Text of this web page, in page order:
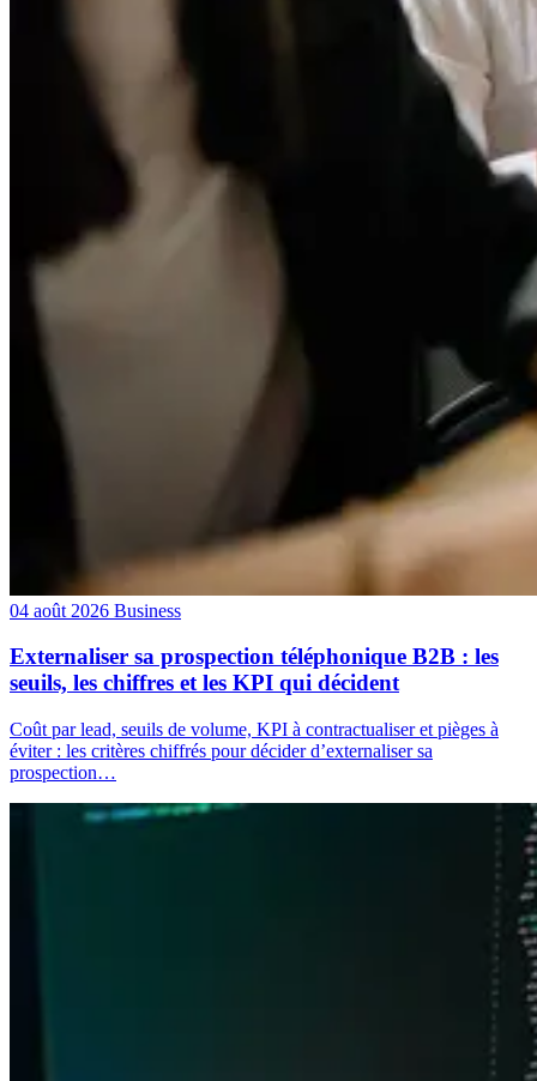
04 août 2026 Business
Externaliser sa prospection téléphonique B2B : les
seuils, les chiffres et les KPI qui décident
Coût par lead, seuils de volume, KPI à contractualiser et pièges à
éviter : les critères chiffrés pour décider d’externaliser sa
prospection…